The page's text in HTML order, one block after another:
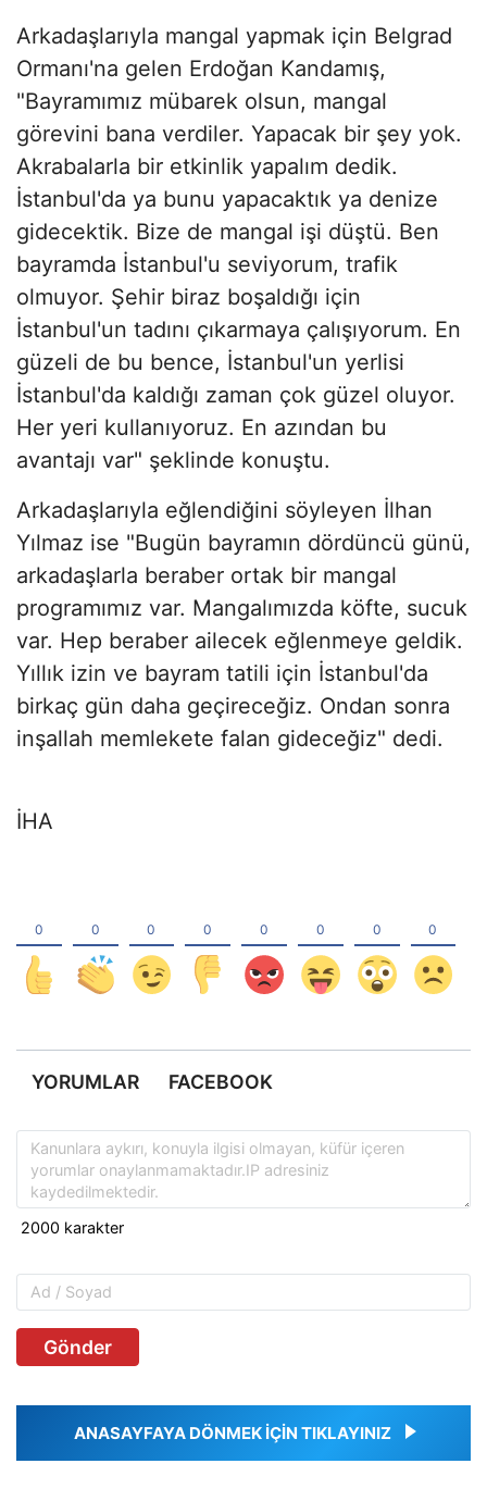
Arkadaşlarıyla mangal yapmak için Belgrad
Ormanı'na gelen Erdoğan Kandamış,
"Bayramımız mübarek olsun, mangal
görevini bana verdiler. Yapacak bir şey yok.
Akrabalarla bir etkinlik yapalım dedik.
İstanbul'da ya bunu yapacaktık ya denize
gidecektik. Bize de mangal işi düştü. Ben
bayramda İstanbul'u seviyorum, trafik
olmuyor. Şehir biraz boşaldığı için
İstanbul'un tadını çıkarmaya çalışıyorum. En
güzeli de bu bence, İstanbul'un yerlisi
İstanbul'da kaldığı zaman çok güzel oluyor.
Her yeri kullanıyoruz. En azından bu
avantajı var" şeklinde konuştu.
Arkadaşlarıyla eğlendiğini söyleyen İlhan
Yılmaz ise "Bugün bayramın dördüncü günü,
arkadaşlarla beraber ortak bir mangal
programımız var. Mangalımızda köfte, sucuk
var. Hep beraber ailecek eğlenmeye geldik.
Yıllık izin ve bayram tatili için İstanbul'da
birkaç gün daha geçireceğiz. Ondan sonra
inşallah memlekete falan gideceğiz" dedi.
İHA
YORUMLAR FACEBOOK
Gönder
ANASAYFAYA DÖNMEK İÇİN TIKLAYINIZ